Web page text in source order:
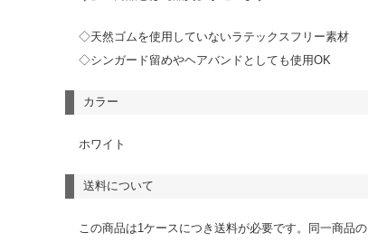
◇天然ゴムを使用していないラテックスフリー素材
◇シンガード留めやヘアバンドとしても使用OK
カラー
ホワイト
送料について
この商品は1ケースにつき送料が必要です。同一商品の